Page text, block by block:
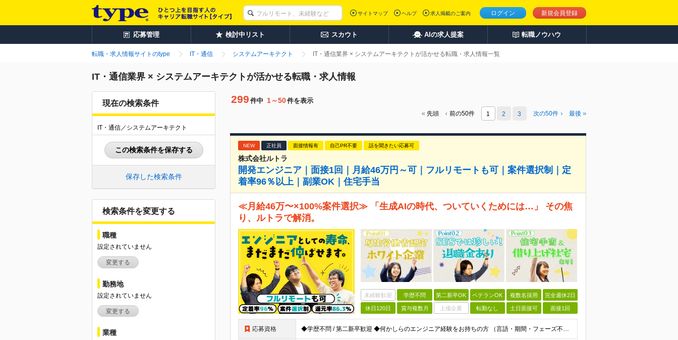
ログイン 新規会員登録
サイトマップ ヘルプ 求人掲載のご案内
応募管理 検討中リスト スカウト AIの求人提案 転職ノウハウ
転職・求人情報サイトのtype IT・通信 システムアーキテクト IT・通信業界 × システムアーキテクトが活かせる転職・求人情報一覧
IT・通信業界 × システムアーキテクトが活かせる転職・求人情報
現在の検索条件
IT・通信／システムアーキテクト
この検索条件を保存する
保存した検索条件
検索条件を変更する
職種
設定されていません
変更する
勤務地
設定されていません
変更する
業種
299 件中 1～50件を表示
先頭 前の50件 1 2 3 次の50件 最後
NEW 正社員 面接情報有 自己PR不要 話を聞きたい応募可
株式会社ルトラ
開発エンジニア｜面接1回｜月給46万円～可｜フルリモートも可｜案件選択制｜定
着率96％以上｜副業OK｜住宅手当
≪月給46万〜×100%案件選択≫ 「生成AIの時代、ついていくためには…」 その焦
り、ルトラで解消。
未経験歓迎 学歴不問 第二新卒OK ベテランOK 複数名採用 完全週休2日
休日120日 賞与複数月 上場企業 転勤なし 土日面接可 面接1回
応募資格 ◆学歴不問 / 第二新卒歓迎 ◆何かしらのエンジニア経験をお持ちの方 （言語・期間・フェーズ不問） 経験浅めの方も遠慮なくご応募ください！ ■入社前Q＆A ────── ◎実力に見合った報酬が手に